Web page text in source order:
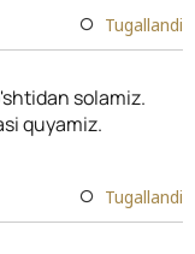
Tugallandi
solamiz.
quyamiz.
Tugallandi